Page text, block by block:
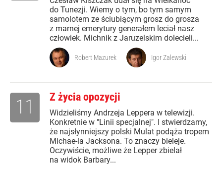
do Tunezji. Wiemy o tym, bo tym samym
samolotem ze ściubiącym grosz do grosza
z marnej emerytury generałem leciał nasz
człowiek. Michnik z Jaruzelskim dolecieli...
Robert Mazurek Igor Zalewski
Z życia opozycji
Widzieliśmy Andrzeja Leppera w telewizji.
Konkretnie w "Linii specjalnej". I stwierdzamy,
że najsłynniejszy polski Mulat podąża tropem
Michae-la Jacksona. To znaczy bieleje.
Oczywiście, możliwe że Lepper zbielał
na widok Barbary...
11